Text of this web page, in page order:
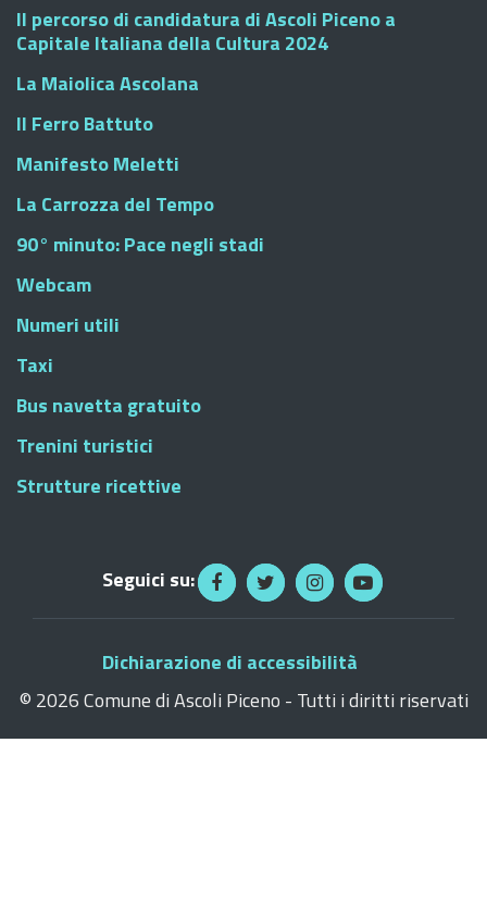
Il percorso di candidatura di Ascoli Piceno a
Capitale Italiana della Cultura 2024
La Maiolica Ascolana
Il Ferro Battuto
Manifesto Meletti
La Carrozza del Tempo
90° minuto: Pace negli stadi
Webcam
Numeri utili
Taxi
Bus navetta gratuito
Trenini turistici
Strutture ricettive
Seguici su:
Dichiarazione di accessibilità
© 2026 Comune di Ascoli Piceno - Tutti i diritti riservati